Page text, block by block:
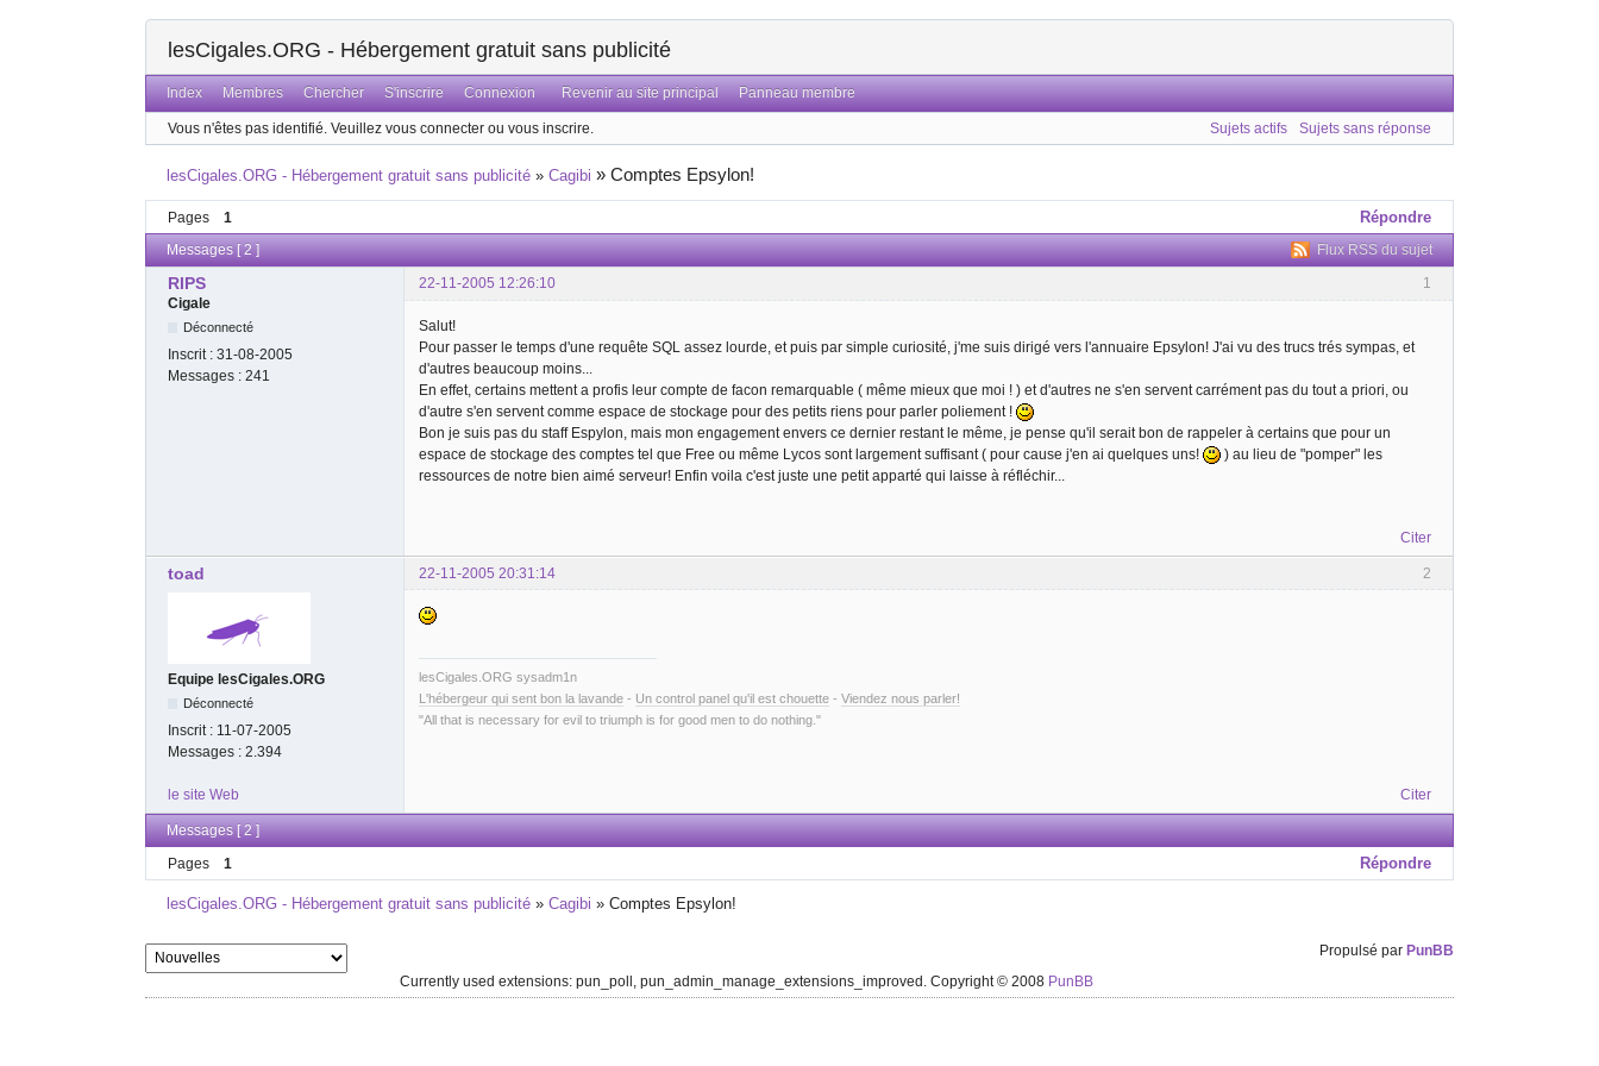
lesCigales.ORG - Hébergement gratuit sans publicité
Index Membres Chercher S'inscrire Connexion Revenir au site principal Panneau membre
Vous n'êtes pas identifié. Veuillez vous connecter ou vous inscrire. Sujets actifs Sujets sans réponse
lesCigales.ORG - Hébergement gratuit sans publicité »Cagibi »Comptes Epsylon!
Pages 1 Répondre
Flux RSS du sujet
Messages [ 2 ]
1
RIPS
22-11-2005 12:26:10
Cigale
Déconnecté
Inscrit : 31-08-2005
Messages : 241
Salut!
Pour passer le temps d'une requête SQL assez lourde, et puis par simple curiosité, j'me suis dirigé vers l'annuaire Epsylon! J'ai vu des trucs trés sympas, et
d'autres beaucoup moins...
En effet, certains mettent a profis leur compte de facon remarquable ( même mieux que moi ! ) et d'autres ne s'en servent carrément pas du tout a priori, ou
d'autre s'en servent comme espace de stockage pour des petits riens pour parler poliement !
Bon je suis pas du staff Espylon, mais mon engagement envers ce dernier restant le même, je pense qu'il serait bon de rappeler à certains que pour un
espace de stockage des comptes tel que Free ou même Lycos sont largement suffisant ( pour cause j'en ai quelques uns!
) au lieu de "pomper" les
ressources de notre bien aimé serveur! Enfin voila c'est juste une petit apparté qui laisse à réfléchir...
Citer
2
toad 22-11-2005 20:31:14
Equipe lesCigales.ORG
Déconnecté
Inscrit : 11-07-2005
Messages : 2.394
lesCigales.ORG sysadm1n
L'hébergeur qui sent bon la lavande - Un control panel qu'il est chouette - Viendez nous parler!
"All that is necessary for evil to triumph is for good men to do nothing."
le site Web Citer
Messages [ 2 ]
Pages
1 Répondre
lesCigales.ORG - Hébergement gratuit sans publicité »Cagibi »Comptes Epsylon!
Propulsé par PunBB
Currently used extensions: pun_poll, pun_admin_manage_extensions_improved. Copyright © 2008 PunBB